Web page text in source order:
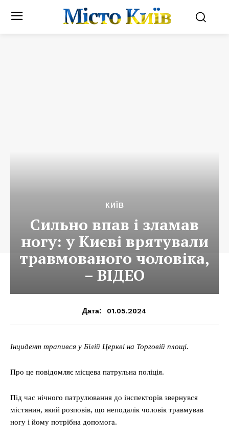
Місто Київ
КИЇВ
Сильно впав і зламав
ногу: у Києві врятували
травмованого чоловіка,
– ВІДЕО
Дата: 01.05.2024
Інцидент трапився у Білій Церкві на Торговій площі.
Про це повідомляє місцева патрульна поліція.
Під час нічного патрулювання до інспекторів звернувся
містянин, який розповів, що неподалік чоловік травмував
ногу і йому потрібна допомога.